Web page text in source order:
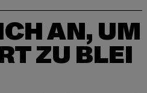
AN, UM
ZU BLEI